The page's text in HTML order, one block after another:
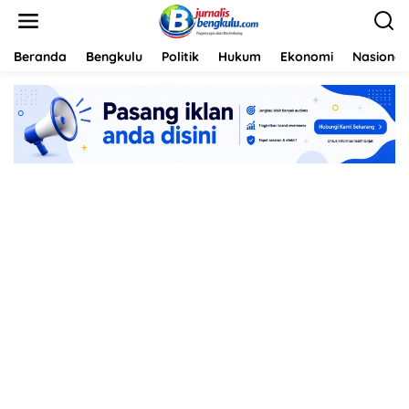
Beranda Bengkulu Politik Hukum Ekonomi Nasional